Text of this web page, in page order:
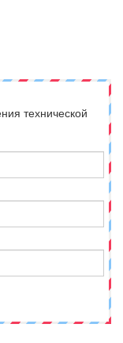
технической